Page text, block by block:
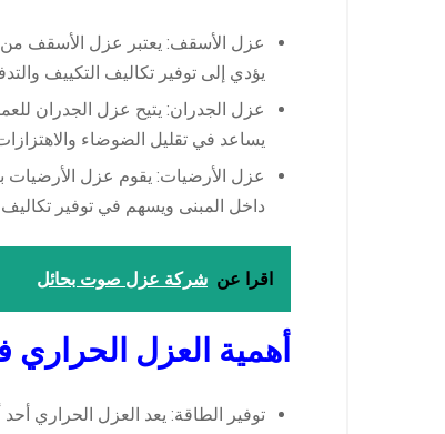
عزل الأسقف: يعتبر عزل الأسقف من
يؤدي إلى توفير تكاليف التكييف
عزل الجدران: يتيح عزل الجدران
يساعد في تقليل الضوضاء
عزل الأرضيات: يقوم عزل
داخل المبنى ويسهم في توفير تكاليف
اقرا عن شركة عزل صوت بحائل
أهمية العزل الحراري
توفير الطاقة: يعد العزل الحراري